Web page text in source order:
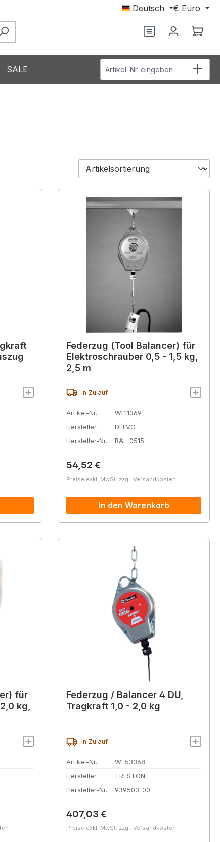
Deutsch € Euro
Du hast 0
SALE Artikel-Nr. eingeben
Federzug (Tool Balancer) für
Elektroschrauber 0,5 - 1,5 kg,
2,5 m
In Zulauf
Artikel-Nr.
WL11369
Hersteller
DELVO
Hersteller-Nr.
BAL-0515
Regulärer Preis:
54,52 €
Preise exkl. MwSt. zzgl. Versandkosten
In den Warenkorb
für
kg,
Federzug / Balancer 4 DU,
Tragkraft 1,0 - 2,0 kg
In Zulauf
Artikel-Nr.
WL53368
Hersteller
TRESTON
Hersteller-Nr.
939503-00
Regulärer Preis:
407,03 €
Preise exkl. MwSt. zzgl. Versandkosten